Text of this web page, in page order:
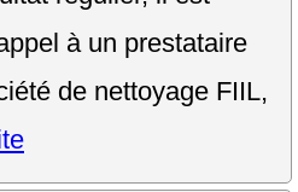
à un prestataire
de nettoyage FIIL,